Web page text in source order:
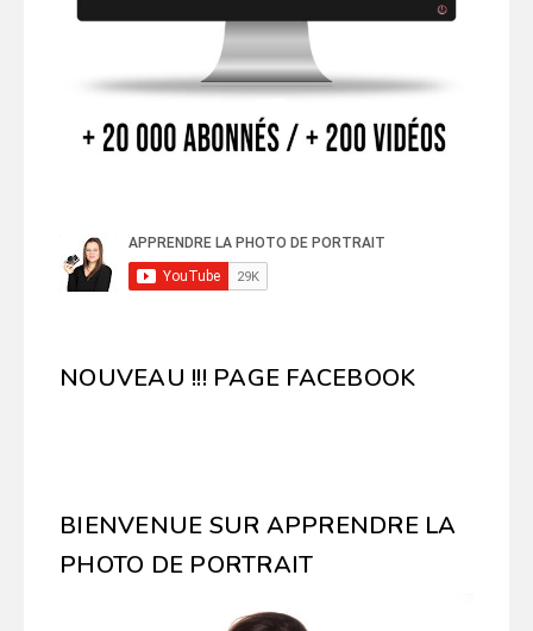
NOUVEAU !!! PAGE FACEBOOK
BIENVENUE SUR APPRENDRE LA
PHOTO DE PORTRAIT